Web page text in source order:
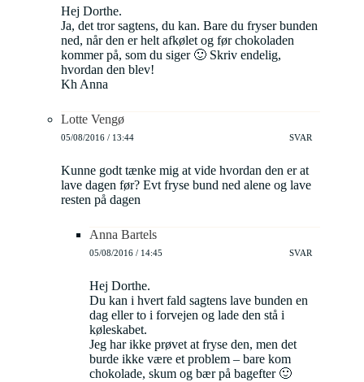
Hej Dorthe.
Ja, det tror sagtens, du kan. Bare du fryser bunden
ned, når den er helt afkølet og før chokoladen
kommer på, som du siger 🙂 Skriv endelig,
hvordan den blev!
Kh Anna
Lotte Vengø
05/08/2016 / 13:44 SVAR
Kunne godt tænke mig at vide hvordan den er at
lave dagen før? Evt fryse bund ned alene og lave
resten på dagen
Anna Bartels
05/08/2016 / 14:45 SVAR
Hej Dorthe.
Du kan i hvert fald sagtens lave bunden en
dag eller to i forvejen og lade den stå i
køleskabet.
Jeg har ikke prøvet at fryse den, men det
burde ikke være et problem – bare kom
chokolade, skum og bær på bagefter 🙂